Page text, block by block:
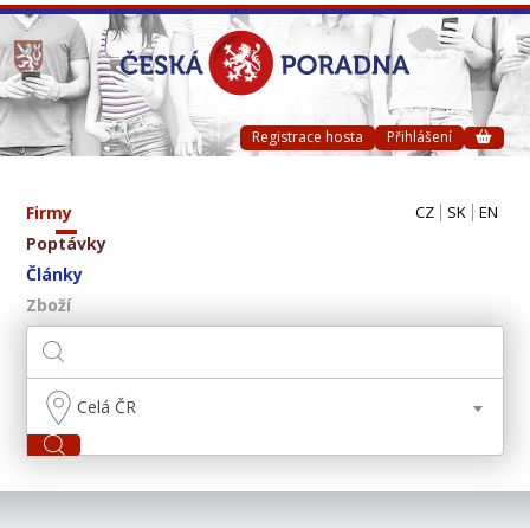
Registrace hosta Přihlášení
Firmy
Poptávky
Články
Zboží
CZ SK EN
Celá ČR